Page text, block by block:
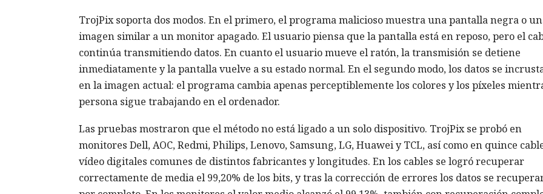
TrojPix soporta dos modos. En el primero, el programa malicioso muestra una pantalla negra o
imagen similar a un monitor apagado. El usuario piensa que la pantalla está en reposo, pero el
continúa transmitiendo datos. En cuanto el usuario mueve el ratón, la transmisión se detiene
inmediatamente y la pantalla vuelve a su estado normal. En el segundo modo, los datos se
en la imagen actual: el programa cambia apenas perceptiblemente los colores y los píxeles
persona sigue trabajando en el ordenador.
Las pruebas mostraron que el método no está ligado a un solo dispositivo. TrojPix se probó en
monitores Dell, AOC, Redmi, Philips, Lenovo, Samsung, LG, Huawei y TCL, así como en quince
vídeo digitales comunes de distintos fabricantes y longitudes. En los cables se logró recuperar
correctamente de media el 99,20% de los bits, y tras la corrección de errores los datos se